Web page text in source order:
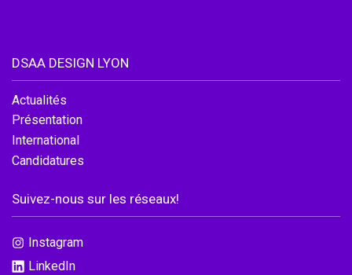
DSAA DESIGN LYON
Actualités
Présentation
International
Candidatures
Suivez-nous sur les réseaux!
Instagram
LinkedIn